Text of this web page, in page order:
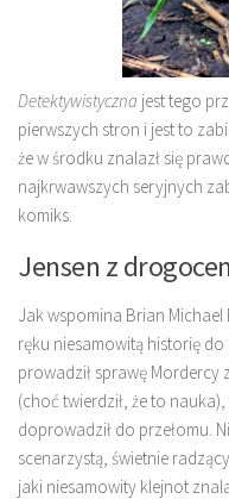
Detektywistyczna jest tego
pierwszych stron i jest to
że w środku znalazł się
najkrwawszych seryjnych
komiks.
Jensen z
Jak wspomina Brian Michael
ręku niesamowitą historię
prowadził sprawę Mordercy
(choć twierdził, że to
doprowadził do przełomu.
scenarzystą, świetnie
jaki niesamowity klejnot